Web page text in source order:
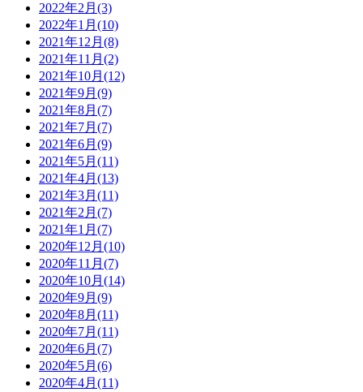
2022年2月(3)
2022年1月(10)
2021年12月(8)
2021年11月(2)
2021年10月(12)
2021年9月(9)
2021年8月(7)
2021年7月(7)
2021年6月(9)
2021年5月(11)
2021年4月(13)
2021年3月(11)
2021年2月(7)
2021年1月(7)
2020年12月(10)
2020年11月(7)
2020年10月(14)
2020年9月(9)
2020年8月(11)
2020年7月(11)
2020年6月(7)
2020年5月(6)
2020年4月(11)